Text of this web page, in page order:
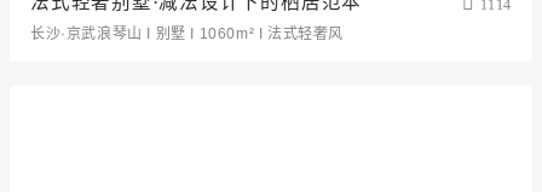
1114
长沙·京武浪琴山 I 别墅 I 1060m² I 法式轻奢风